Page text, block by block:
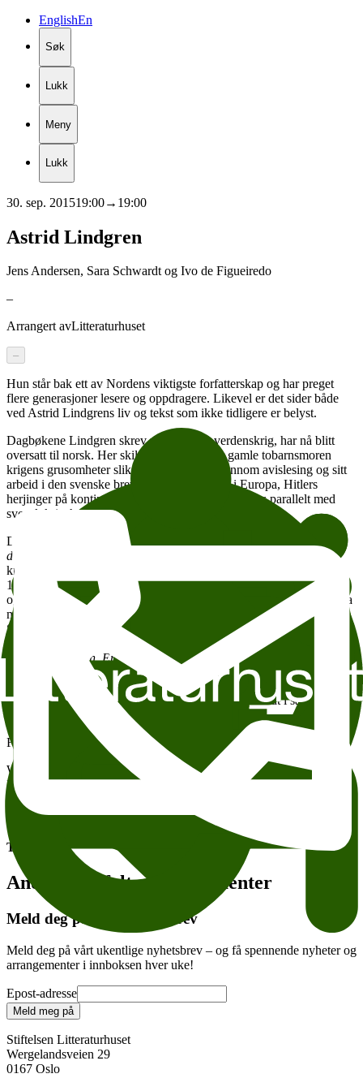
EnglishEn
Søk
Lukk
Meny
Lukk
30. sep. 201519:00→ 19:00
Astrid Lindgren
Jens Andersen, Sara Schwardt og Ivo de Figueiredo
–
Arrangert avLitteraturhuset
–
Hun står bak ett av Nordens viktigste forfatterskap og har preget
flere generasjoner lesere og oppdragere. Likevel er det sider både
ved Astrid Lindgrens liv og tekst som ikke tidligere er belyst.
Dagbøkene Lindgren skrev under andre verdenskrig, har nå blitt
oversatt til norsk. Her skildrer den da 33 år gamle tobarnsmoren
krigens grusomheter slik hun møter dem gjennom avislesing og sitt
arbeid i den svenske brevkontrollen. Jødene i Europa, Hitlers
herjinger på kontinentet og Stalin i Finland skildres parallelt med
svensk krigshverdag.
Danske
er aktuell på norsk med biografien
dagen, ett liv,
knallkritikker i hjemlandet.
1971, kontakt med Lindgren per post. Hun hadde sett Pippi på film
og var rasende fordi ikke hun selv hadde blitt tildelt rollen som jenta
med de røde flettene. Deretter brevvekslet de to sporadisk gjennom
Schwardts turbulente barndom og ungdom og inn i Lindgrens
alderdom. Brevene er nå samlet og utgitt iBrevene dine legger jeg
under madrassen. En brevveksling 1971–2002.
Hva preget Astrid Lindgren som menneske, og hvordan satte dette
sine spor i det hun skrev? Møt Andersen og Schwardt i samtale med
Ivo de Figueiredo.
FOTO: Jacob Forsell. Bearbeidet Gladesigner
Wergeland Litteraturhuset Jens Andersen, Sara Schwardt og Ivo de
Figueiredo
Legg til i kalender Kopier lenke Om tilgjengelighet
Tema:
Andre anbefalte arrangementer
Meld deg på vårt nyhetsbrev
Meld deg på vårt ukentlige nyhetsbrev – og få spennende nyheter og
arrangementer i innboksen hver uke!
Epost-adresse
Meld meg på
Stiftelsen Litteraturhuset
Wergelandsveien 29
0167 Oslo